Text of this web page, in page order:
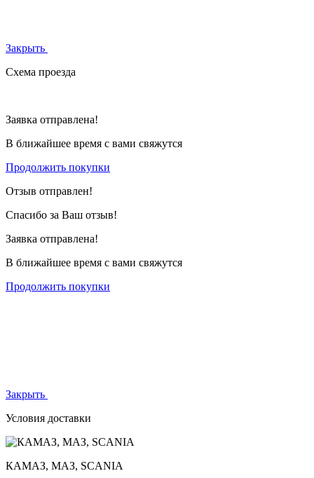
Закрыть
Схема проезда
Заявка отправлена!
В ближайшее время с вами свяжутся
Продолжить покупки
Отзыв отправлен!
Спасибо за Ваш отзыв!
Заявка отправлена!
В ближайшее время с вами свяжутся
Продолжить покупки
Закрыть
Условия доставки
КАМАЗ, МАЗ, SCANIA